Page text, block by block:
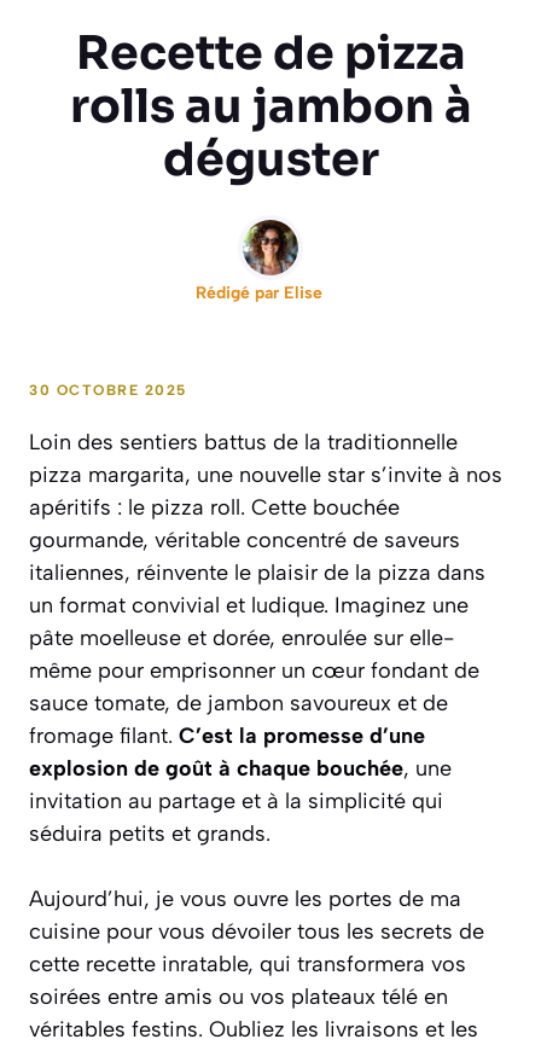
Recette de pizza
rolls au jambon à
déguster
Rédigé par Elise
30 OCTOBRE 2025
Loin des sentiers battus de la traditionnelle
pizza margarita, une nouvelle star s’invite à nos
apéritifs : le pizza roll. Cette bouchée
gourmande, véritable concentré de saveurs
italiennes, réinvente le plaisir de la pizza dans
un format convivial et ludique. Imaginez une
pâte moelleuse et dorée, enroulée sur elle-
même pour emprisonner un cœur fondant de
sauce tomate, de jambon savoureux et de
fromage filant. C’est la promesse d’une
explosion de goût à chaque bouchée, une
invitation au partage et à la simplicité qui
séduira petits et grands.
Aujourd’hui, je vous ouvre les portes de ma
cuisine pour vous dévoiler tous les secrets de
cette recette inratable, qui transformera vos
soirées entre amis ou vos plateaux télé en
véritables festins. Oubliez les livraisons et les